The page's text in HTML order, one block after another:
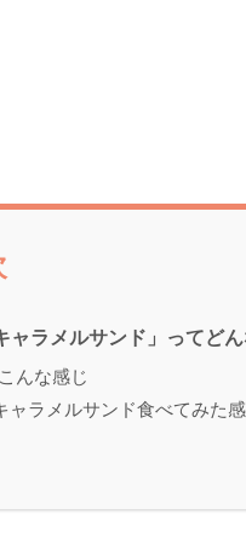
ャラメルサンド」ってど
んな感じ
ャラメルサンド食べてみた